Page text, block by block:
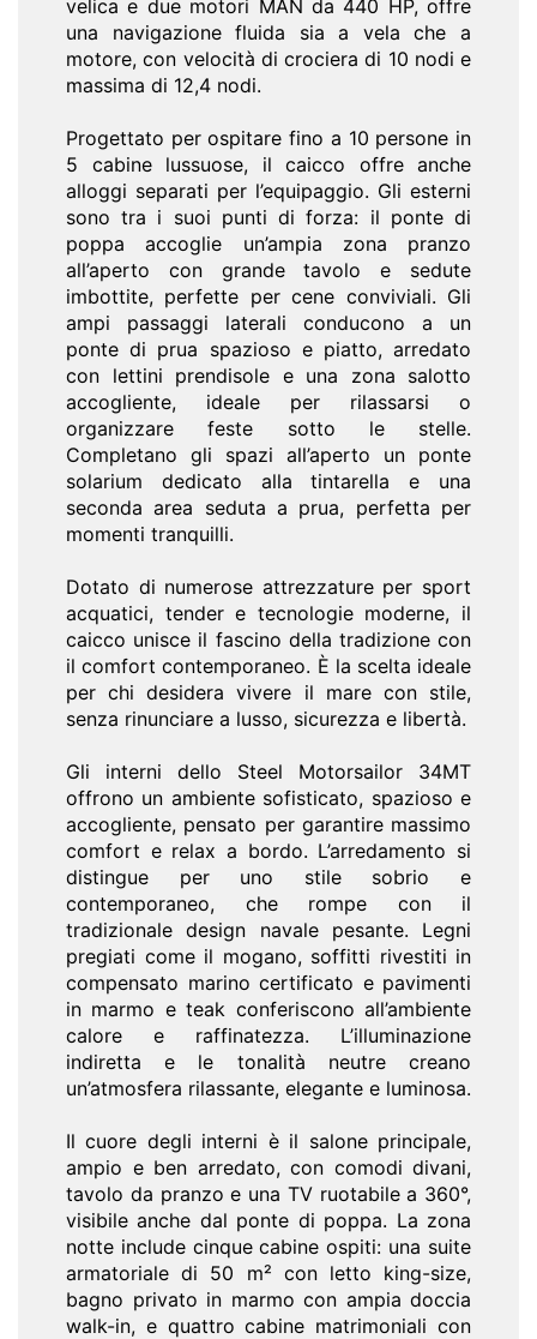
velica e due motori MAN da 440 HP, offre
una navigazione fluida sia a vela che a
motore, con velocità di crociera di 10 nodi e
massima di 12,4 nodi.
Progettato per ospitare fino a 10 persone in
5 cabine lussuose, il caicco offre anche
alloggi separati per l’equipaggio. Gli esterni
sono tra i suoi punti di forza: il ponte di
poppa accoglie un’ampia zona pranzo
all’aperto con grande tavolo e sedute
imbottite, perfette per cene conviviali. Gli
ampi passaggi laterali conducono a un
ponte di prua spazioso e piatto, arredato
con lettini prendisole e una zona salotto
accogliente, ideale per rilassarsi o
organizzare feste sotto le stelle.
Completano gli spazi all’aperto un ponte
solarium dedicato alla tintarella e una
seconda area seduta a prua, perfetta per
momenti tranquilli.
Dotato di numerose attrezzature per sport
acquatici, tender e tecnologie moderne, il
caicco unisce il fascino della tradizione con
il comfort contemporaneo. È la scelta ideale
per chi desidera vivere il mare con stile,
senza rinunciare a lusso, sicurezza e libertà.
Gli interni dello Steel Motorsailor 34MT
offrono un ambiente sofisticato, spazioso e
accogliente, pensato per garantire massimo
comfort e relax a bordo. L’arredamento si
distingue per uno stile sobrio e
contemporaneo, che rompe con il
tradizionale design navale pesante. Legni
pregiati come il mogano, soffitti rivestiti in
compensato marino certificato e pavimenti
in marmo e teak conferiscono all’ambiente
calore e raffinatezza. L’illuminazione
indiretta e le tonalità neutre creano
un’atmosfera rilassante, elegante e luminosa.
Il cuore degli interni è il salone principale,
ampio e ben arredato, con comodi divani,
tavolo da pranzo e una TV ruotabile a 360°,
visibile anche dal ponte di poppa. La zona
notte include cinque cabine ospiti: una suite
armatoriale di 50 m² con letto king-size,
bagno privato in marmo con ampia doccia
walk-in, e quattro cabine matrimoniali con